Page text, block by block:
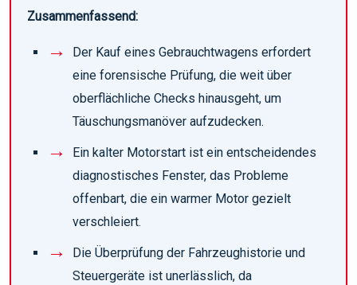
Zusammenfassend:
Der Kauf eines Gebrauchtwagens erfordert
eine forensische Prüfung, die weit über
oberflächliche Checks hinausgeht, um
Täuschungsmanöver aufzudecken.
Ein kalter Motorstart ist ein entscheidendes
diagnostisches Fenster, das Probleme
offenbart, die ein warmer Motor gezielt
verschleiert.
Die Überprüfung der Fahrzeughistorie und
Steuergeräte ist unerlässlich, da